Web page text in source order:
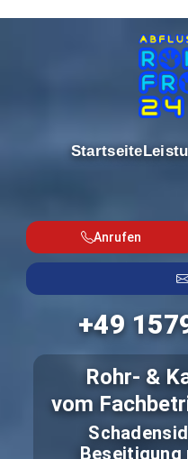
Startseite
Anrufen
+49
Rohr- &
vom